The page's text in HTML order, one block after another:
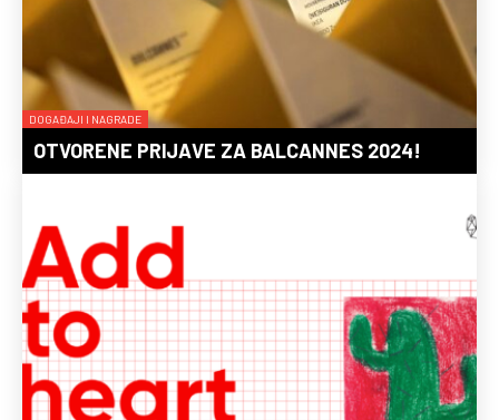
DOGAĐAJI I NAGRADE
OTVORENE PRIJAVE ZA BALCANNES 2024!